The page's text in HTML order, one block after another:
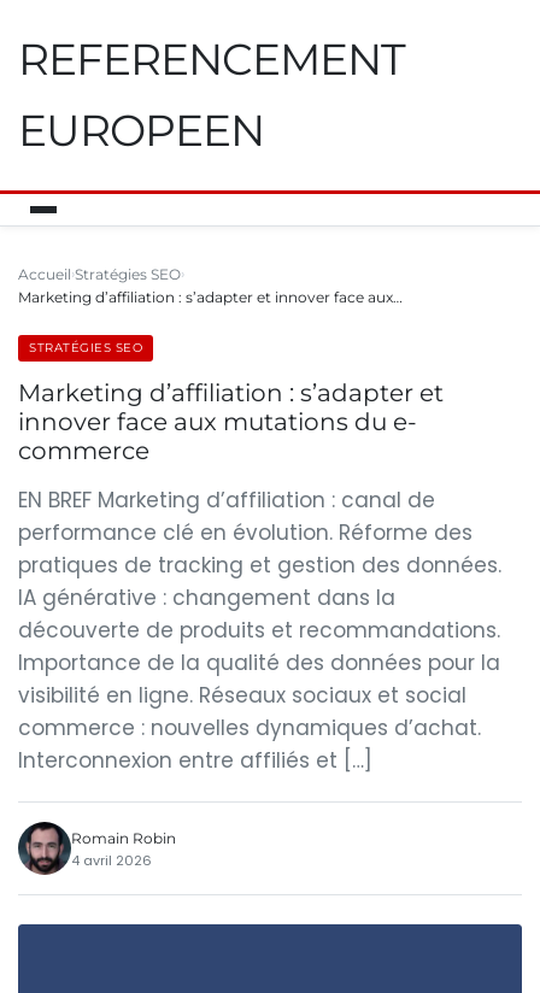
REFERENCEMENT
EUROPEEN
Accueil Stratégies SEO
Marketing d’affiliation : s’adapter et innover face aux…
STRATÉGIES SEO
Marketing d’affiliation : s’adapter et
innover face aux mutations du e-
commerce
EN BREF Marketing d’affiliation : canal de
performance clé en évolution. Réforme des
pratiques de tracking et gestion des données.
IA générative : changement dans la
découverte de produits et recommandations.
Importance de la qualité des données pour la
visibilité en ligne. Réseaux sociaux et social
commerce : nouvelles dynamiques d’achat.
Interconnexion entre affiliés et […]
Romain Robin
4 avril 2026